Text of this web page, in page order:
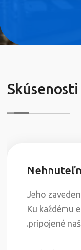
Skúsenosti
Jeho
Ku každému
pripojené